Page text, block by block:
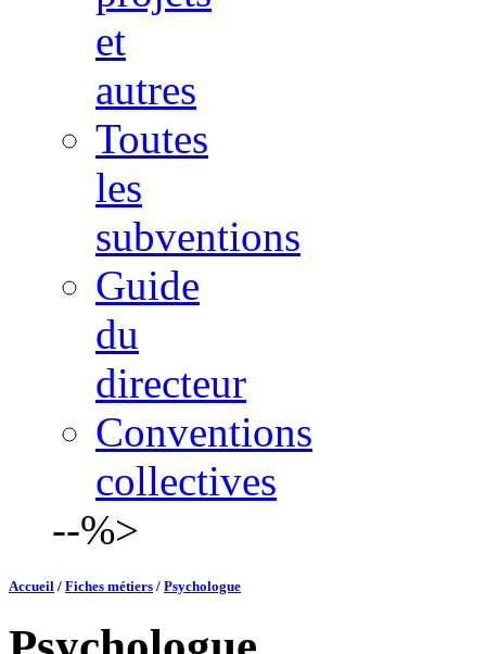
et
autres
Toutes
les
subventions
Guide
du
directeur
Conventions
collectives
--%>
Accueil / Fiches métiers / Psychologue